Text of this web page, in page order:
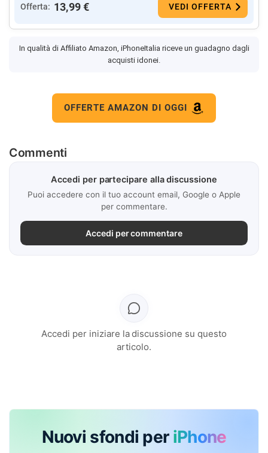
Offerta: 13,99 € VEDI OFFERTA
In qualità di Affiliato Amazon, iPhoneItalia riceve un guadagno dagli
acquisti idonei.
OFFERTE AMAZON DI OGGI
Commenti
Accedi per partecipare alla discussione
Puoi accedere con il tuo account email, Google o Apple
per commentare.
Accedi per commentare
Accedi per iniziare la discussione su questo
articolo.
Nuovi sfondi per iPhone